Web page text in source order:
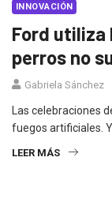
INNOVACIÓN
Ford utiliza
perros no
Gabriela Sánchez
Las celebraciones
fuegos artificiales.
LEER MÁS